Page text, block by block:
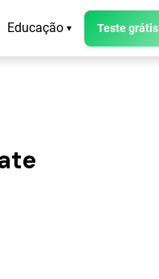
Educação ▾ Teste grátis